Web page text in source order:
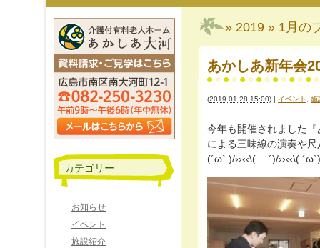
» 2019 » 1月 の
あかしあ新年会
(2019.01.28 15:00) | イベント 施
今年も開催されました
による三味線の演奏や
(´ω` )/››‹‹\( ´)/››‹‹\(
カテゴリー
お知らせ
イベント
施設紹介